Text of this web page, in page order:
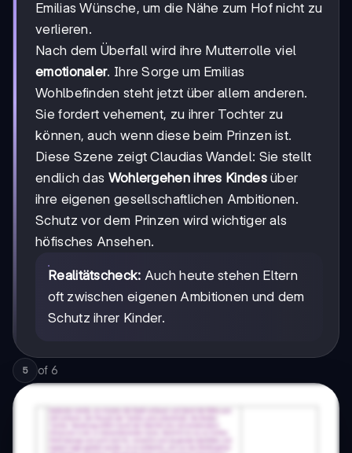
Emilias Wünsche, um die Nähe zum Hof nicht zu
verlieren.
Nach dem Überfall wird ihre Mutterrolle viel
emotionaler. Ihre Sorge um Emilias
Wohlbefinden steht jetzt über allem anderen.
Sie fordert vehement, zu ihrer Tochter zu
können, auch wenn diese beim Prinzen ist.
Diese Szene zeigt Claudias Wandel: Sie stellt
endlich das Wohlergehen ihres Kindesüber
ihre eigenen gesellschaftlichen Ambitionen.
Schutz vor dem Prinzen wird wichtiger als
höfisches Ansehen.
Realitätscheck: Auch heute stehen Eltern
oft zwischen eigenen Ambitionen und dem
Schutz ihrer Kinder.
5 of 6